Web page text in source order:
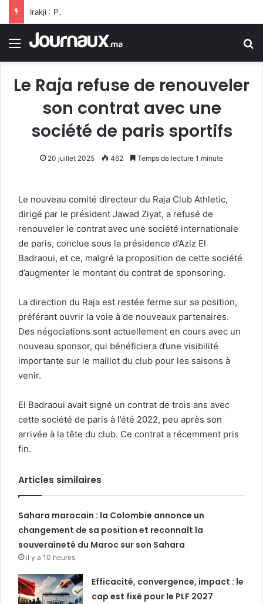
Menu
Le Raja refuse de renouveler
son contrat avec une
société de paris sportifs
20 juillet 2025 462 Temps de lecture 1 minute
Le nouveau comité directeur du Raja Club Athletic,
dirigé par le président Jawad Ziyat, a refusé de
renouveler le contrat avec une société internationale
de paris, conclue sous la présidence d’Aziz El
Badraoui, et ce, malgré la proposition de cette société
d’augmenter le montant du contrat de sponsoring.
La direction du Raja est restée ferme sur sa position,
préférant ouvrir la voie à de nouveaux partenaires.
Des négociations sont actuellement en cours avec un
nouveau sponsor, qui bénéficiera d’une visibilité
importante sur le maillot du club pour les saisons à
venir.
El Badraoui avait signé un contrat de trois ans avec
cette société de paris à l’été 2022, peu après son
arrivée à la tête du club. Ce contrat a récemment pris
fin.
Articles similaires
Sahara marocain : la Colombie annonce un
changement de sa position et reconnaît la
souveraineté du Maroc sur son Sahara
il y a 10 heures
Efficacité, convergence, impact : le
cap est fixé pour le PLF 2027